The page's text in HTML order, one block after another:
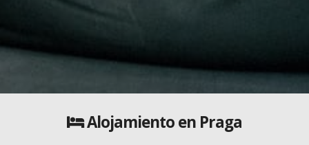
Alojamiento en Praga